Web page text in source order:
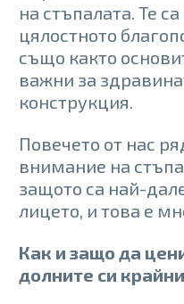
на стъпалата. Те
цялостното
също както
важни за
конструкция.
Повечето от нас
внимание на
защото са най-
лицето, и това е
Как и защо да
долните си